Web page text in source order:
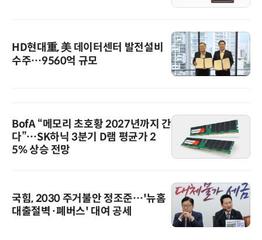
HD현대重, 美 데이터센터 발전설비
수주…9560억 규모
BofA “메모리 초호황 2027년까지 간
다”…SK하닉 3분기 D램 평균가 2
5% 상승 전망
국힘, 2030 주거불안 정조준…'뉴홈
대출절벽·폐버스' 대여 공세